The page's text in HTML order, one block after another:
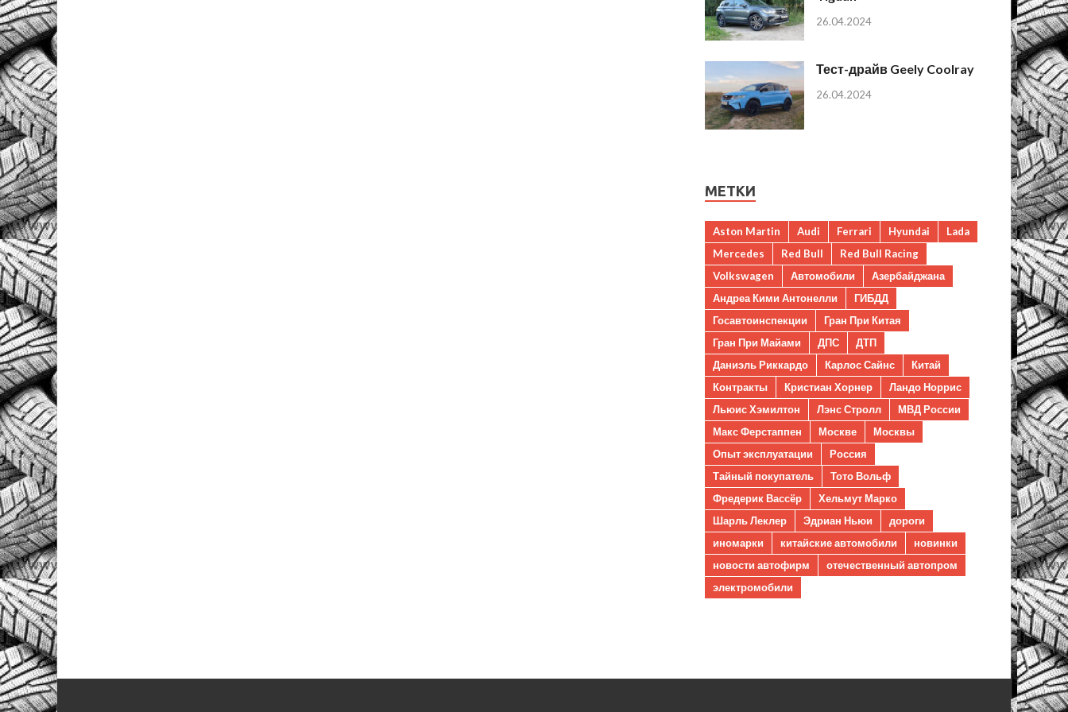
26.04.2024
Тест-драйв Geely Coolray
26.04.2024
МЕТКИ
Aston Martin Audi Ferrari Hyundai
Lada
Mercedes
Red Bull
Red Bull Racing
Volkswagen
Автомобили
Азербайджана
Андреа Кими Антонелли
ГИБДД
Госавтоинспекции
Гран При Китая
Гран При Майами
ДПС
ДТП
Даниэль Риккардо
Карлос Сайнс
Китай
Контракты
Кристиан Хорнер
Ландо Норрис
Льюис Хэмилтон
Лэнс Стролл
МВД России
Макс Ферстаппен
Москве
Москвы
Опыт эксплуатации
Россия
Тайный покупатель
Тото Вольф
Фредерик Вассёр
Хельмут Марко
Шарль Леклер
Эдриан Ньюи
дороги
иномарки
китайские автомобили
новинки
новости автофирм
отечественный автопром
электромобили